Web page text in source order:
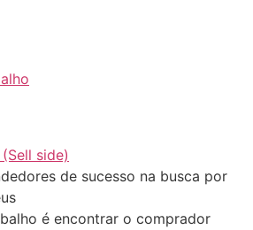
side)
de sucesso na busca por
é encontrar o comprador